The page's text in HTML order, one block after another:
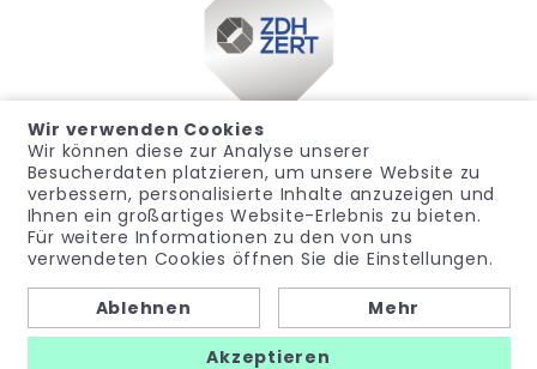
© noma-med – Ein Geschäftsbereich der PubliCare GmbH
Impressum Datenschutz
Widerrufsrecht
Wir verwenden Cookies
Wir können diese zur Analyse unserer
Besucherdaten platzieren, um unsere Website zu
verbessern, personalisierte Inhalte anzuzeigen und
Ihnen ein großartiges Website-Erlebnis zu bieten.
Für weitere Informationen zu den von uns
verwendeten Cookies öffnen Sie die Einstellungen.
Ablehnen
Akzeptieren
Mehr